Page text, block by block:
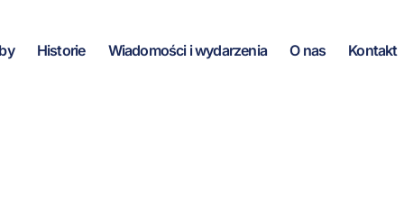
Historie Wiadomości i wydarzenia O nas Kontakt